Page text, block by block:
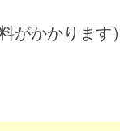
がかかります）